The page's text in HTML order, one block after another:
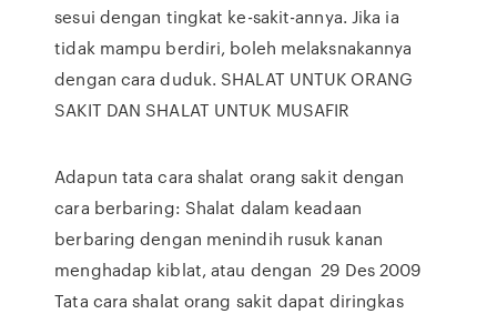
sesui dengan tingkat ke-sakit-annya. Jika ia
tidak mampu berdiri, boleh melaksnakannya
dengan cara duduk. SHALAT UNTUK ORANG
SAKIT DAN SHALAT UNTUK MUSAFIR
Adapun tata cara shalat orang sakit dengan
cara berbaring: Shalat dalam keadaan
berbaring dengan menindih rusuk kanan
menghadap kiblat, atau dengan 29 Des 2009
Tata cara shalat orang sakit dapat diringkas